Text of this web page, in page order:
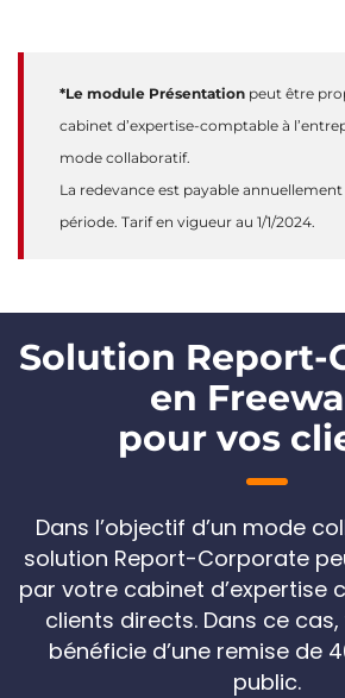
*Le module Présentation peut être
cabinet d’expertise-comptable à
mode collaboratif.
La redevance est payable
période. Tarif en vigueur au 1/1/2024.
Solution Report-
en
pour vos
Dans l’objectif d’un mode
solution Report-Corporate
par votre cabinet d’expertise
clients directs. Dans ce
bénéficie d’une remise de
public.